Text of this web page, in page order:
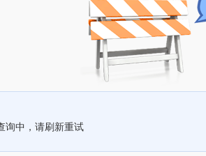
询中，请刷新重试